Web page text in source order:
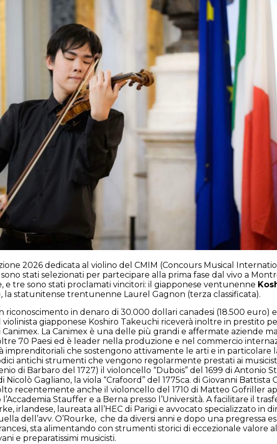
2026 dedicata al violino del CMIM (Concours Musical
stati selezionati per partecipare alla prima fase dal vivo a
e tre sono stati proclamati vincitori: il giapponese ventunenne
la statunitense trentunenne Laurel Gagnon (terza classificata).
riconoscimento in denaro di 30.000 dollari canadesi (18.500
giapponese Koshiro Takeuchi riceverà inoltre in prestito
La Canimex è una delle più grandi e affermate aziende
70 Paesi ed è leader nella produzione e nel commercio
che sostengono attivamente le arti e in particolare
antichi strumenti che vengono regolarmente prestati ai
di Barbaro del 1727) il violoncello “Dubois” del 1699 di
Nicolò Gagliano, la viola “Crafoord” del 1775ca. di Giovanni
recentemente anche il violoncello del 1710 di Matteo Gofriller
Stauffer e a Berna presso l’Università. A facilitare il
irlandese, laureata all’HEC di Parigi e avvocato specializzato
dell’avv. O’Rourke, che da diversi anni e dopo una pregressa
sta alimentando con strumenti storici di eccezionale
e preparatissimi musicisti.